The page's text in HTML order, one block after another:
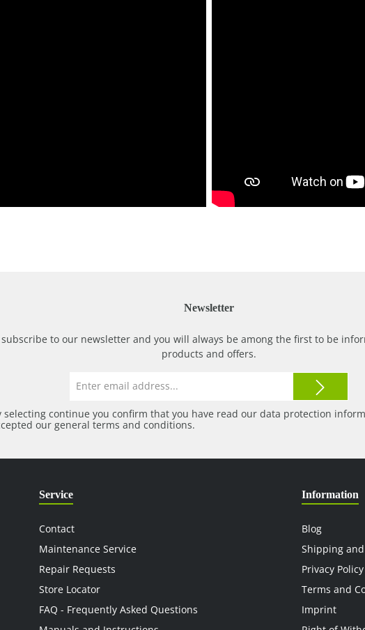
Newsletter
subscribe to our newsletter and you will always be among the first to be
products and offers.
selecting continue you confirm that you have read our data protection
our general terms and conditions.
Service
Contact
Maintenance Service
Repair Requests
Store Locator
FAQ - Frequently Asked Questions
Information
Blog
Shipping
Privacy Policy
Terms and
Imprint